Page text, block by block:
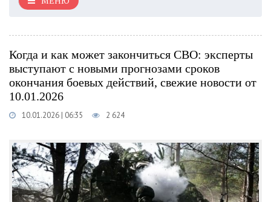
Когда и как может закончиться СВО: эксперты
выступают с новыми прогнозами сроков
окончания боевых действий, свежие новости от
10.01.2026
10.01.2026 | 06:35 2 624